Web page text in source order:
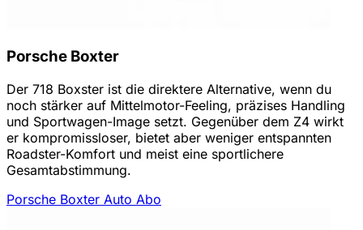
Porsche Boxter
Der 718 Boxster ist die direktere Alternative, wenn du
noch stärker auf Mittelmotor-Feeling, präzises Handling
und Sportwagen-Image setzt. Gegenüber dem Z4 wirkt
er kompromissloser, bietet aber weniger entspannten
Roadster-Komfort und meist eine sportlichere
Gesamtabstimmung.
Porsche Boxter Auto Abo